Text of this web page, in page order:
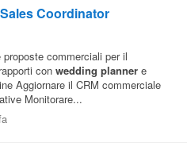
Coordinator
commerciali per il
con wedding planner e
Aggiornare il CRM commerciale
Monitorare...